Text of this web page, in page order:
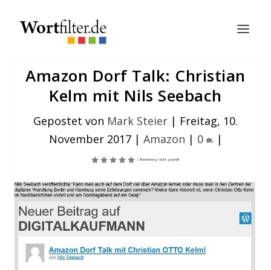
Amazon Dorf Talk: Christian
Kelm mit Nils Seebach
Gepostet von Mark Steier | Freitag, 10.
November 2017| Amazon | 0 |